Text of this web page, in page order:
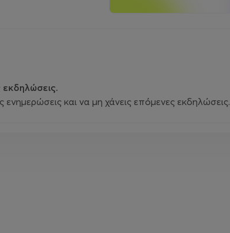
και να μη χάνεις επόμενες εκδηλώσεις.